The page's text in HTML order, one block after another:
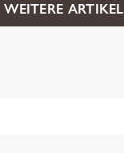
WEITERE ARTIKEL